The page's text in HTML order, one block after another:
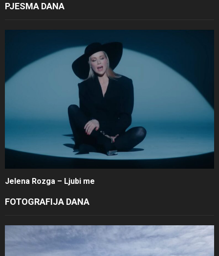
PJESMA DANA
Jelena Rozga – Ljubi me
FOTOGRAFIJA DANA